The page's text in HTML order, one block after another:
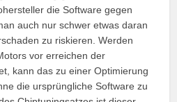
die Software gegen
auch nur schwer etwas daran
zu riskieren. Werden
vor erreichen der
kann das zu einer Optimierung
die ursprüngliche Software zu